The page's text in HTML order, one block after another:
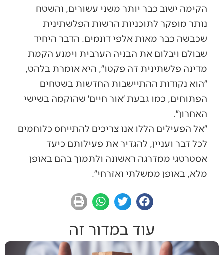
הקימה ישוב כבר יותר משני עשורים, והשטח
נותר מופקר לתוכניות הרשות הפלשתינית
שכבשה כבר מאות אלפי דונמים. הדבר היחיד
שבולם ויבלום את הבניה הערבית וימנע הקמת
מדינה פלשתינית דה פקטו״, היא אומרת בלהט,
״הוא נקודות ההתיישבות החדשות בשטחים
הפתוחים, כמו גבעת ׳אור חיים׳ שהוקמה בשישי
האחרון״.
״אל הפעילים הללו אנו צריכים להתייחס כלוחמים
לכל דבר ועניין, להגדיר את פעילותם כיעד
אסטרטגי ממדרגה ראשונה ולתמוך בהם באופן
מלא, באופן ממשלתי ואזרחי״.
עוד במדור זה